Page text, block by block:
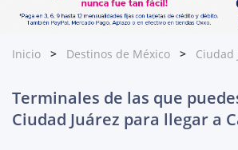
Inicio Destinos de México Ciudad
Terminales de las que
Ciudad Juárez para llegar a